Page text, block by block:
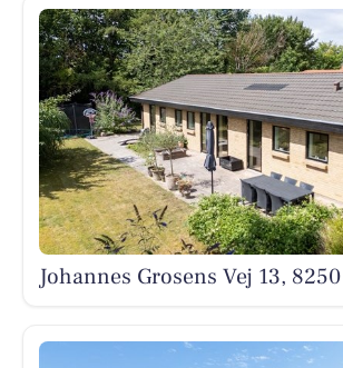
Johannes Grosens Vej 13,